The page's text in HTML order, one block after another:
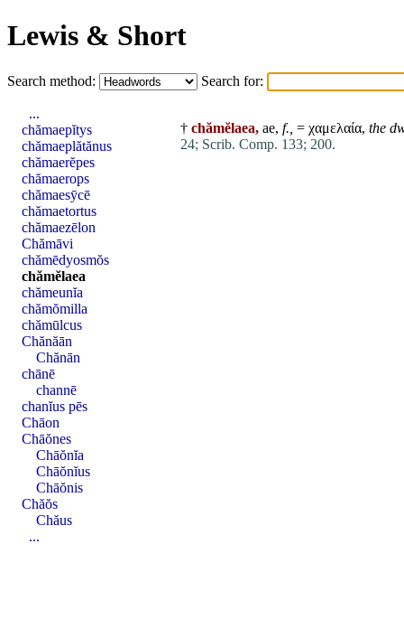
Lewis & Short
Search method: Search for:
† chămĕlaea, ae, f., = χαμελαία, the
24; Scrib. Comp. 133; 200.
...
chămaepĭtys
chămaeplătănus
chămaerĕpes
chămaerops
chămaesȳcē
chămaetortus
chămaezēlon
Chămāvi
chămēdyosmŏs
chămĕlaea
chămeunĭa
chămŏmilla
chămūlcus
Chănăān
Chănān
chānē
channē
chanĭus pēs
Chāon
Chāŏnes
Chāŏnĭa
Chāŏnĭus
Chāŏnis
Chăŏs
Chăus
...